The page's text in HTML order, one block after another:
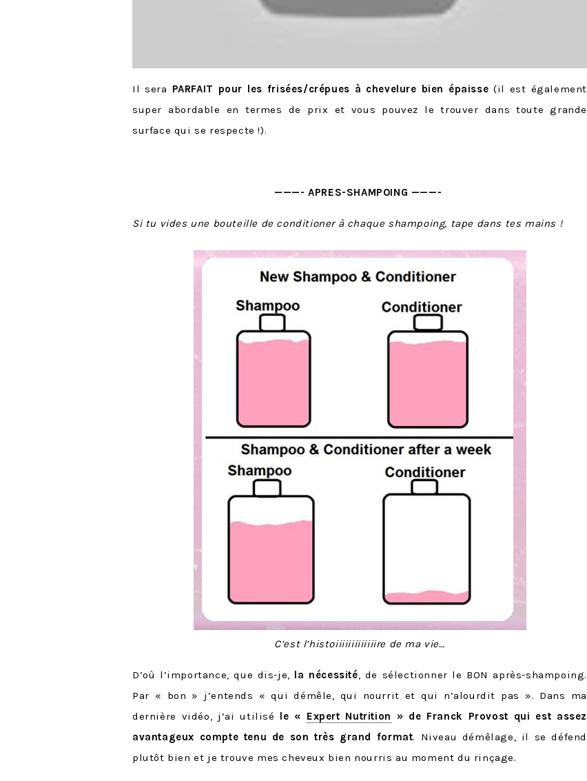
Il sera PARFAIT pour les frisées/crépues à chevelure bien épaisse (il est également
super abordable en termes de prix et vous pouvez le trouver dans toute grande
surface qui se respecte !).
———- APRES-SHAMPOING ———-
Si tu vides une bouteille de conditioner à chaque shampoing, tape dans tes mains !
C’est l’histoiiiiiiiiiiiiire de ma vie…
D’où l’importance, que dis-je, la nécessité, de sélectionner le BON après-shampoing.
Par « bon » j’entends « qui démêle, qui nourrit et qui n’alourdit pas ». Dans ma
dernière vidéo, j’ai utilisé le « Expert Nutrition
» de Franck Provost qui est assez
avantageux compte tenu de son très grand format. Niveau démêlage, il se défend
plutôt bien et je trouve mes cheveux bien nourris au moment du rinçage.